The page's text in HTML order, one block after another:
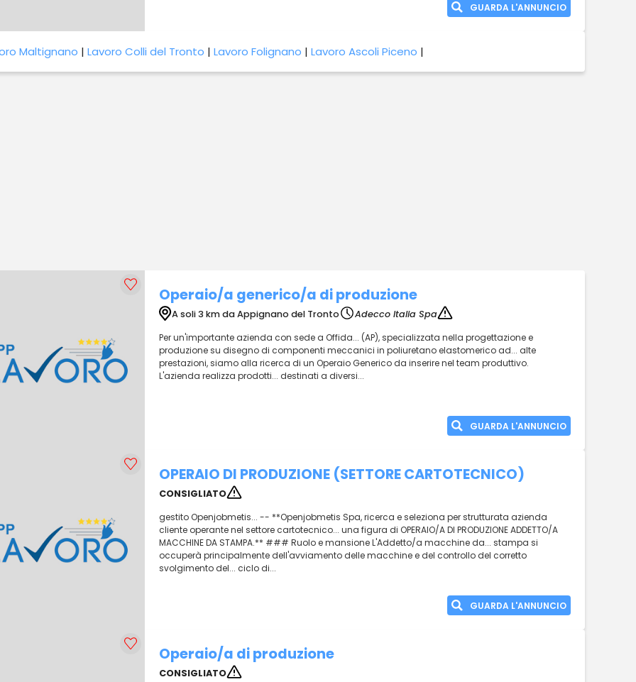
GUARDA L'ANNUNCIO
Maltignano | Lavoro Colli del Tronto | Lavoro Folignano | Lavoro Ascoli Piceno |
Operaio/a generico/a di produzione
A soli 3 km da Appignano del Tronto
Adecco Italia Spa
Per un'importante azienda con sede a Offida... (AP), specializzata nella progettazione e
produzione su disegno di componenti meccanici in poliuretano elastomerico ad... alte
prestazioni, siamo alla ricerca di un Operaio Generico da inserire nel team produttivo.
L'azienda realizza prodotti... destinati a diversi...
GUARDA L'ANNUNCIO
OPERAIO DI PRODUZIONE (SETTORE CARTOTECNICO)
CONSIGLIATO
gestito Openjobmetis... -- **Openjobmetis Spa, ricerca e seleziona per strutturata azienda
cliente operante nel settore cartotecnico... una figura di OPERAIO/A DI PRODUZIONE ADDETTO/A
MACCHINE DA STAMPA.** ### Ruolo e mansione L'Addetto/a macchine da... stampa si
occuperà principalmente dell'avviamento delle macchine e del controllo del corretto
svolgimento del... ciclo di...
GUARDA L'ANNUNCIO
Operaio/a di produzione
CONSIGLIATO